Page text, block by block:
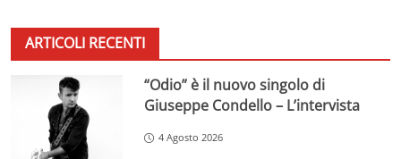
ARTICOLI RECENTI
“Odio” è il nuovo singolo di
Giuseppe Condello – L’intervista
4 Agosto 2026